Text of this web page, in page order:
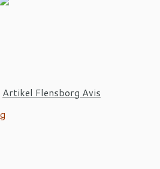
Artikel Flensborg Avis